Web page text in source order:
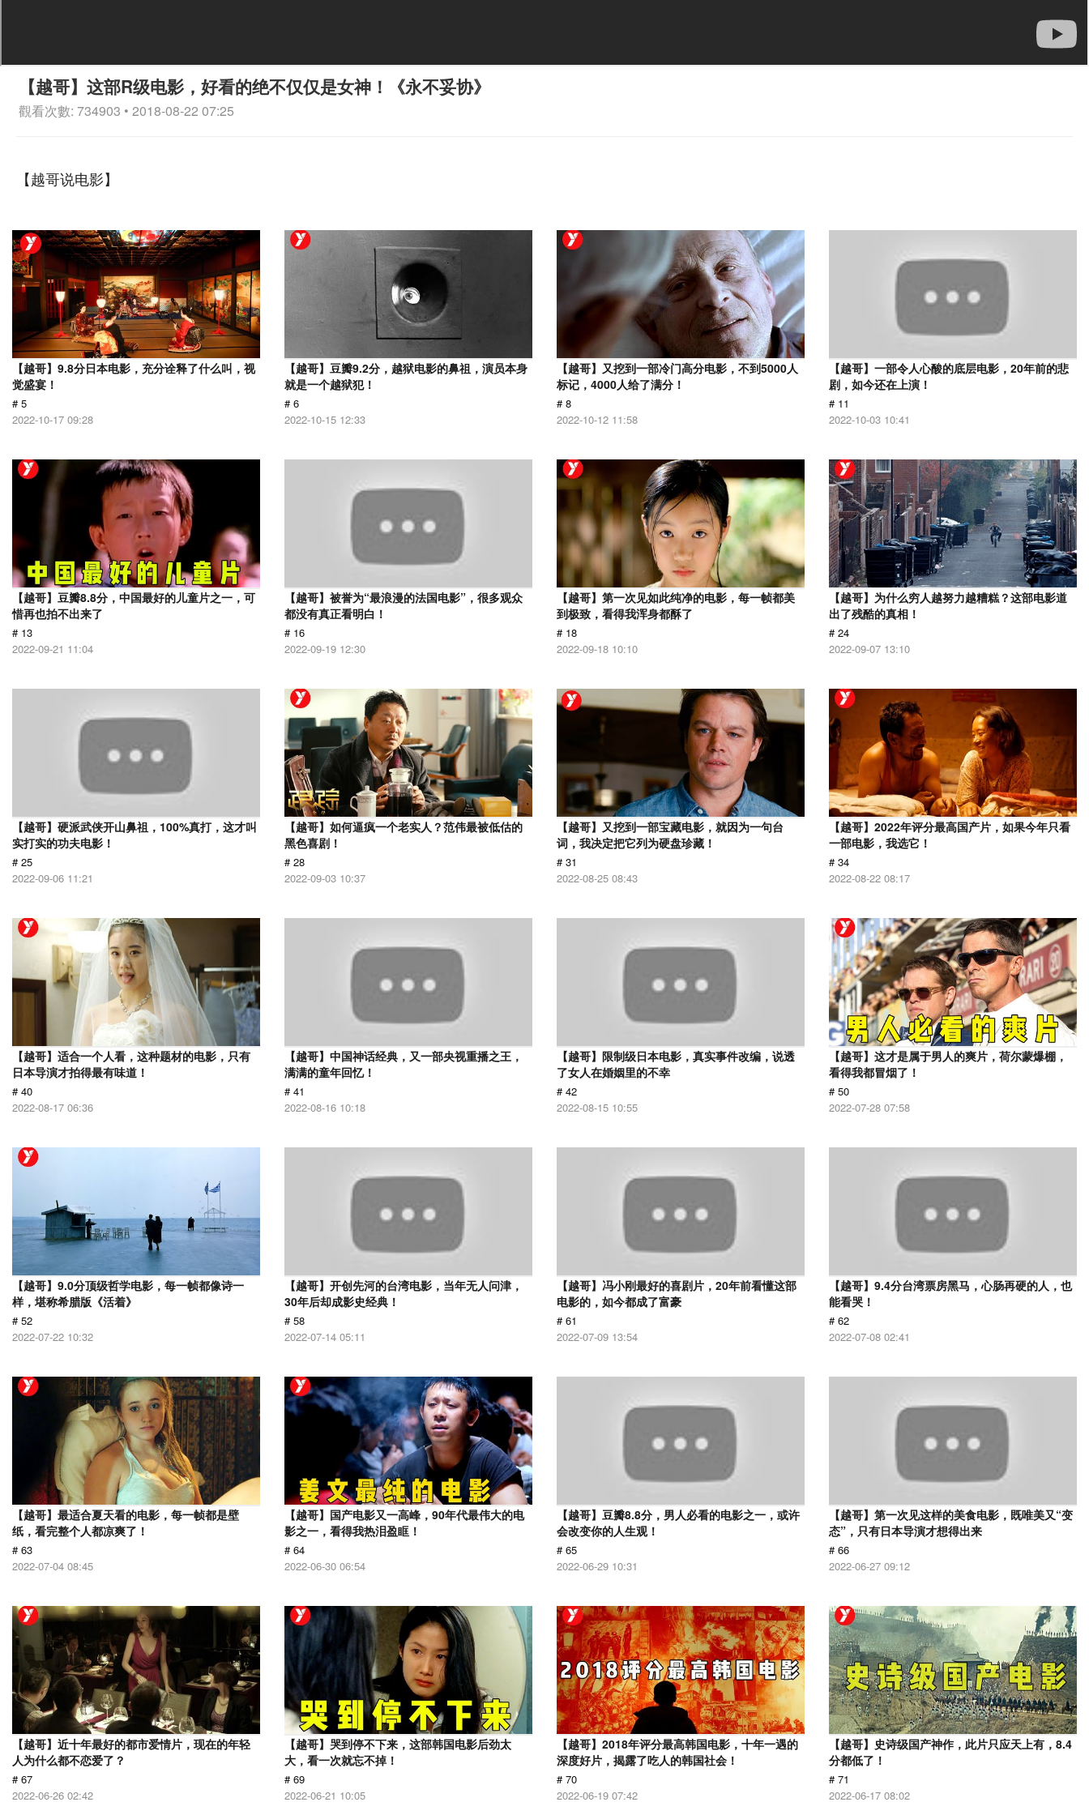
【越哥】这部R级电影，好看的绝不仅仅是女神！《永不妥协》
觀看次數: 734903 • 2018-08-22 07:25
【越哥说电影】
【越哥】9.8分日本电影，充分诠释了什么叫，视
觉盛宴！
# 5
2022-10-17 09:28
【越哥】豆瓣9.2分，越狱电影的鼻祖，演员本身
就是一个越狱犯！
# 6
2022-10-15 12:33
【越哥】又挖到一部冷门高分电影，不到5000人
标记，4000人给了满分！
# 8
2022-10-12 11:58
【越哥】一部令人心酸的底层电影，20年前的悲
剧，如今还在上演！
# 11
2022-10-03 10:41
【越哥】豆瓣8.8分，中国最好的儿童片之一，可
惜再也拍不出来了
# 13
2022-09-21 11:04
【越哥】被誉为“最浪漫的法国电影”，很多观众
都没有真正看明白！
# 16
2022-09-19 12:30
【越哥】第一次见如此纯净的电影，每一帧都美
到极致，看得我浑身都酥了
# 18
2022-09-18 10:10
【越哥】为什么穷人越努力越糟糕？这部电影道
出了残酷的真相！
# 24
2022-09-07 13:10
【越哥】硬派武侠开山鼻祖，100%真打，这才叫
实打实的功夫电影！
# 25
2022-09-06 11:21
【越哥】如何逼疯一个老实人？范伟最被低估的
黑色喜剧！
# 28
2022-09-03 10:37
【越哥】又挖到一部宝藏电影，就因为一句台
词，我决定把它列为硬盘珍藏！
# 31
2022-08-25 08:43
【越哥】2022年评分最高国产片，如果今年只看
一部电影，我选它！
# 34
2022-08-22 08:17
【越哥】适合一个人看，这种题材的电影，只有
日本导演才拍得最有味道！
# 40
2022-08-17 06:36
【越哥】中国神话经典，又一部央视重播之王，
满满的童年回忆！
# 41
2022-08-16 10:18
【越哥】限制级日本电影，真实事件改编，说透
了女人在婚姻里的不幸
# 42
2022-08-15 10:55
【越哥】这才是属于男人的爽片，荷尔蒙爆棚，
看得我都冒烟了！
# 50
2022-07-28 07:58
【越哥】9.0分顶级哲学电影，每一帧都像诗一
样，堪称希腊版《活着》
# 52
2022-07-22 10:32
【越哥】开创先河的台湾电影，当年无人问津，
30年后却成影史经典！
# 58
2022-07-14 05:11
【越哥】冯小刚最好的喜剧片，20年前看懂这部
电影的，如今都成了富豪
# 61
2022-07-09 13:54
【越哥】9.4分台湾票房黑马，心肠再硬的人，也
能看哭！
# 62
2022-07-08 02:41
【越哥】最适合夏天看的电影，每一帧都是壁
纸，看完整个人都凉爽了！
# 63
2022-07-04 08:45
【越哥】国产电影又一高峰，90年代最伟大的电
影之一，看得我热泪盈眶！
# 64
2022-06-30 06:54
【越哥】豆瓣8.8分，男人必看的电影之一，或许
会改变你的人生观！
# 65
2022-06-29 10:31
【越哥】第一次见这样的美食电影，既唯美又“变
态”，只有日本导演才想得出来
# 66
2022-06-27 09:12
【越哥】近十年最好的都市爱情片，现在的年轻
人为什么都不恋爱了？
# 67
2022-06-26 02:42
【越哥】哭到停不下来，这部韩国电影后劲太
大，看一次就忘不掉！
# 69
2022-06-21 10:05
【越哥】2018年评分最高韩国电影，十年一遇的
深度好片，揭露了吃人的韩国社会！
# 70
2022-06-19 07:42
【越哥】史诗级国产神作，此片只应天上有，8.4
分都低了！
# 71
2022-06-17 08:02